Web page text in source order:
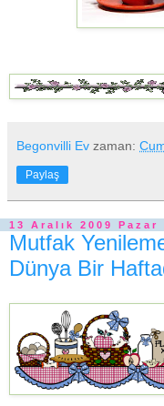
Begonvilli Ev zaman:
Paylaş
13 Aralık 2009 Pazar
Mutfak
Dünya Bir